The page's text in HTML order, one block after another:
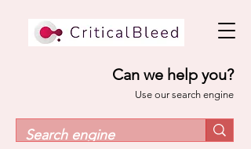
Can we help you?
Use our search engine